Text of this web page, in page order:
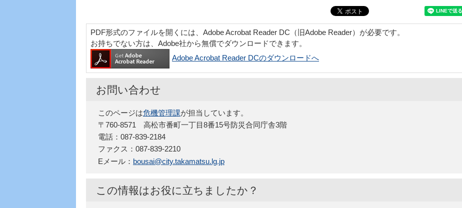
PDF形式のファイルを開くには、Adobe Acrobat Reader DC（旧Adobe Reader）が必要です。
お持ちでない方は、Adobe社から無償でダウンロードできます。
Adobe Acrobat Reader DCのダウンロードへ
お問い合わせ
このページは危機管理課が担当しています。
〒760-8571 高松市番町一丁目8番15号防災合同庁舎3階
電話：087-839-2184
ファクス：087-839-2210
Eメール： bousai@city.takamatsu.lg.jp
この情報はお役に立ちましたか？